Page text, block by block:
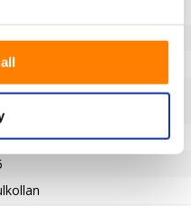
de chaveta de acordo
a norma DIN 6885 JS9